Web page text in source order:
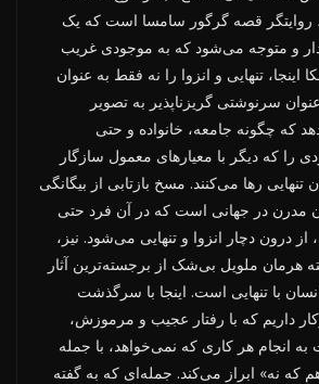
روایتگر قصه گرگور سامسا است که یک
و متوجه می‌شود که به موجودی غریب
تنهایی و انزوا را نه فقط به عنوان
سرنوشتی گریزناپذیر به تصویر
که چگونه جامعه، خانواده و حتی
را که دیگر با معیارهای معمول سازگار
تنهایی رها می‌کنند. مسخ بازتابی از بیگانگی
مدرن در جهانی است که در آن فرد حتی
از درون دچار انزوا و تنهایی می‌شود. نیز،
هرمان ملویل بی‌شک از برجسته‌ترین آثار
با تنهایی است. اینجا با سرگذشت
داریم که با رفتار عجیب و مرموزش،
انجام هر کاری که نمی‌خواهد، با جمله
که نه» ابراز می‌کند. جمله‌ای که به گفته